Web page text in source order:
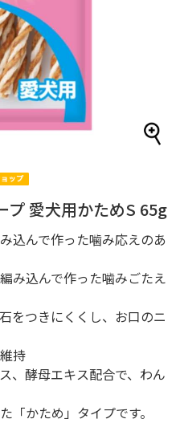
プ 愛犬用かためS 65g
込んで作った噛み応えのあ
み込んで作った噛みごたえ
をつきにくくし、お口のニ
持
、酵母エキス配合で、わん
「かため」タイプです。